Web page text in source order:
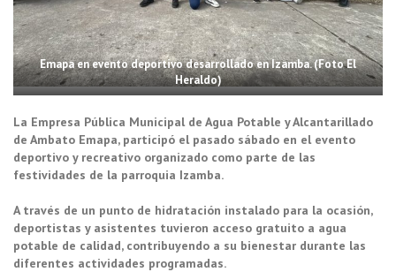
Emapa en evento deportivo desarrollado en Izamba. (Foto El
Heraldo)
La Empresa Pública Municipal de Agua Potable y Alcantarillado
de Ambato Emapa, participó el pasado sábado en el evento
deportivo y recreativo organizado como parte de las
festividades de la parroquia Izamba.
A través de un punto de hidratación instalado para la ocasión,
deportistas y asistentes tuvieron acceso gratuito a agua
potable de calidad, contribuyendo a su bienestar durante las
diferentes actividades programadas.